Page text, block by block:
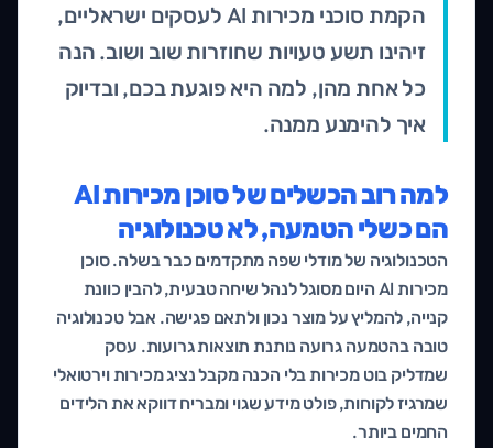
הקמת סוכני מכירות AI לעסקים ישראליים,
זיהינו תשע טעויות שחוזרות שוב ושוב. הנה
כל אחת מהן, למה היא פוגעת בכם, ובדיוק
איך להימנע ממנה.
למה רוב הכשלים של סוכן מכירות AI
הם כשלי הטמעה, לא טכנולוגיה
הטכנולוגיה של מודלי שפה מתקדמים כבר בשלה. סוכן
מכירות AI היום מסוגל לנהל שיחה טבעית, להבין כוונת
קנייה, להמליץ על מוצר נכון ולתאם פגישה. אבל טכנולוגיה
טובה בהטמעה גרועה נותנת תוצאות גרועות. עסק
שמדליק בוט מכירות בלי הכנה מקבל נציג מכירות וירטואלי
שמרגיז לקוחות, פולט מידע שגוי ומבריח דווקא את הלידים
החמים ביותר.